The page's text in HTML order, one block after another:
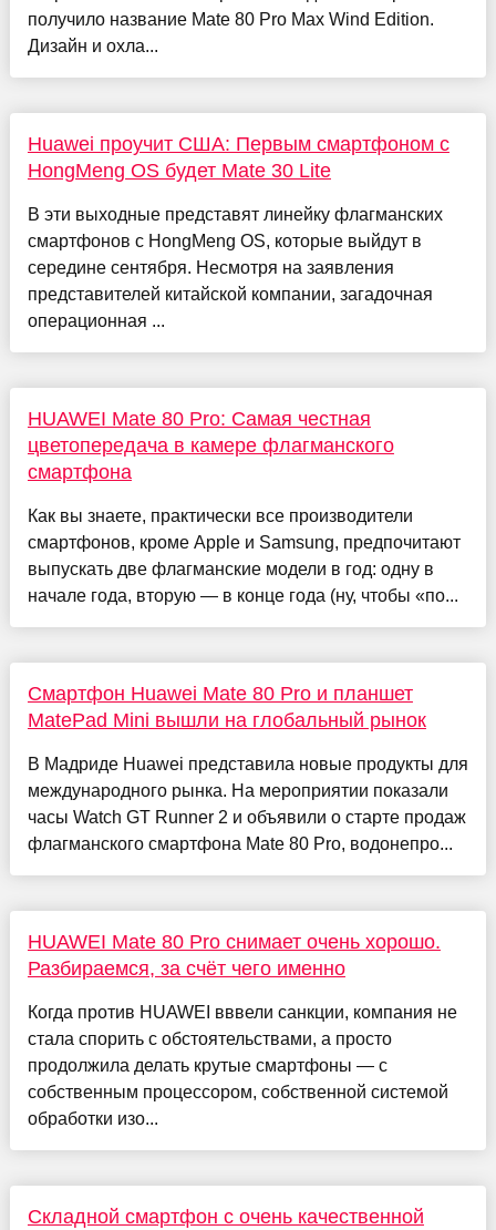
получило название Mate 80 Pro Max Wind Edition.
Дизайн и охла...
Huawei проучит США: Первым смартфоном с
HongMeng OS будет Mate 30 Lite
В эти выходные представят линейку флагманских
смартфонов с HongMeng OS, которые выйдут в
середине сентября. Несмотря на заявления
представителей китайской компании, загадочная
операционная ...
HUAWEI Mate 80 Pro: Самая честная
цветопередача в камере флагманского
смартфона
Как вы знаете, практически все производители
смартфонов, кроме Apple и Samsung, предпочитают
выпускать две флагманские модели в год: одну в
начале года, вторую — в конце года (ну, чтобы «по...
Смартфон Huawei Mate 80 Pro и планшет
MatePad Mini вышли на глобальный рынок
В Мадриде Huawei представила новые продукты для
международного рынка. На мероприятии показали
часы Watch GT Runner 2 и объявили о старте продаж
флагманского смартфона Mate 80 Pro, водонепро...
HUAWEI Mate 80 Pro снимает очень хорошо.
Разбираемся, за счёт чего именно
Когда против HUAWEI вввели санкции, компания не
стала спорить с обстоятельствами, а просто
продолжила делать крутые смартфоны — с
собственным процессором, собственной системой
обработки изо...
Складной смартфон с очень качественной